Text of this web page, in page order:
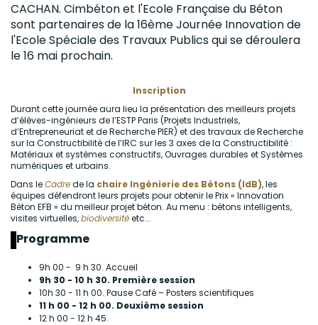
CACHAN. Cimbéton et l'Ecole Française du Béton
sont partenaires de la 16ème Journée Innovation de
l'Ecole Spéciale des Travaux Publics qui se déroulera
le 16 mai prochain.
Inscription
Durant cette journée aura lieu la présentation des meilleurs projets
d’élèves-ingénieurs de l’ESTP Paris (Projets Industriels,
d’Entrepreneuriat et de Recherche PIER) et des travaux de Recherche
sur la Constructibilité de l’IRC sur les 3 axes de la Constructibilité :
Matériaux et systèmes constructifs, Ouvrages durables et Systèmes
numériques et urbains.
Dans leCadrede la chaire Ingénierie des Bétons (IdB), les
équipes défendront leurs projets pour obtenir le Prix « Innovation
Béton EFB » du meilleur projet béton. Au menu : bétons intelligents,
visites virtuelles,biodiversitéetc...
Programme
9h 00 - 9 h 30. Accueil
9h 30 - 10 h 30. Première session
10h 30 - 11 h 00. Pause Café – Posters scientifiques
11 h 00 - 12 h 00. Deuxième session
12 h 00 - 12 h 45.